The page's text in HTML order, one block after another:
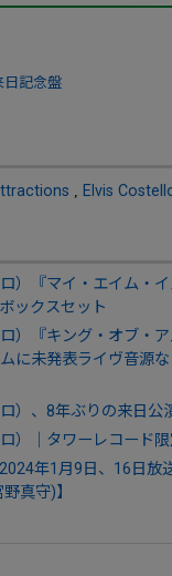
日記念盤
Elvis
）『マイ・エイム・
ックスセット
）『キング・オブ・
に未発表ライヴ音源
）、8年ぶりの来日公
）｜タワーレコード
年1月9日、16日放
真守)】